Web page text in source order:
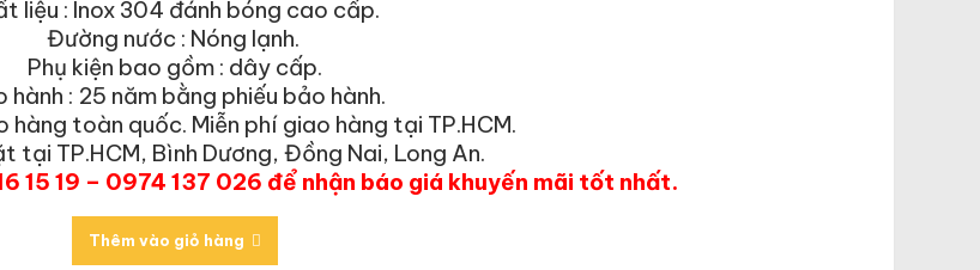
3,950,000₫.
tại
là:
2,567,500₫.
liệu : Inox 304 đánh bóng cao cấp.
Đường nước : Nóng lạnh.
Phụ kiện bao gồm : dây cấp.
hành : 25 năm bằng phiếu bảo hành.
hàng toàn quốc. Miễn phí giao hàng tại TP.HCM.
tại TP.HCM, Bình Dương, Đồng Nai, Long An.
15 19 – 0974 137 026 để nhận báo giá khuyến mãi tốt nhất.
Thêm vào giỏ hàng